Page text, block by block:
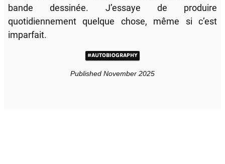
bande dessinée. J’essaye de produire
quotidiennement quelque chose, même si c’est
imparfait.
#AUTOBIOGRAPHY
Published November 2025